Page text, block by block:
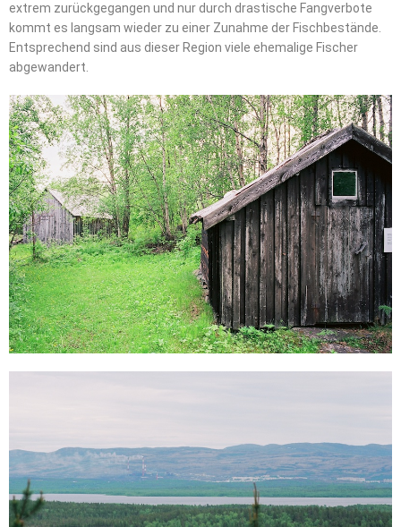
extrem zurückgegangen und nur durch drastische Fangverbote
kommt es langsam wieder zu einer Zunahme der Fischbestände.
Entsprechend sind aus dieser Region viele ehemalige Fischer
abgewandert.